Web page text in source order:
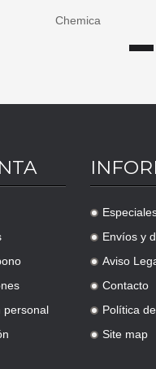
Chemica
personal
.
.
Envíos y
.
Aviso
.
Contacto
.
Política
.
Site map